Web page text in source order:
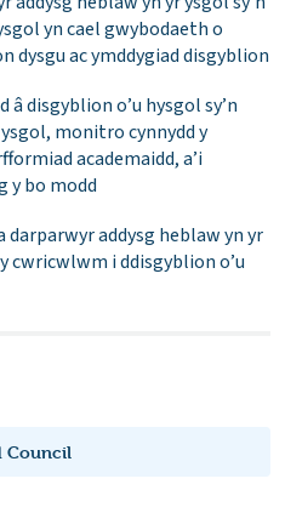
yn cael gwybodaeth o
dysgu ac ymddygiad disgyblion
disgyblion o’u hysgol sy’n
monitro cynnydd y
academaidd, a’i
y bo modd
darparwyr addysg heblaw yn yr
cwricwlwm i ddisgyblion o’u
Council